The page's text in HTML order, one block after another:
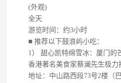
(外观)
全天
游览时间：约3小时
■ 推荐以下鼓浪屿小吃：
1） 甜心凯特绵雪冰：厦门的
香港著名美食家蔡澜先生极力
地址：中山路西段73号2楼（